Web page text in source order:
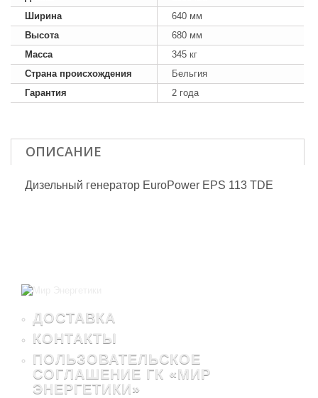
Ширина
640 мм
Высота
680 мм
Масса
345 кг
Страна происхождения
Бельгия
Гарантия
2 года
ОПИСАНИЕ
Дизельный генератор EuroPower EPS 113 TDE
ДОСТАВКА
КОНТАКТЫ
ПОЛЬЗОВАТЕЛЬСКОЕ
СОГЛАШЕНИЕ ГК «МИР
ЭНЕРГЕТИКИ»